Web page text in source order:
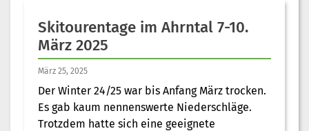
Skitourentage im Ahrntal 7-10.
März 2025
März 25, 2025
Der Winter 24/25 war bis Anfang März trocken.
Es gab kaum nennenswerte Niederschläge.
Trotzdem hatte sich eine geeignete